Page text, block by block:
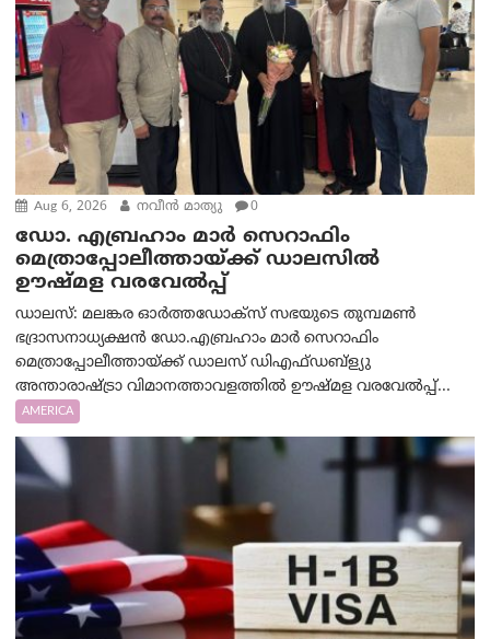
Aug 6, 2026 നവീൻ മാത്യു 0
ഡോ. എബ്രഹാം മാർ സെറാഫിം
മെത്രാപ്പോലീത്തായ്ക്ക് ഡാലസിൽ
ഊഷ്മള വരവേൽപ്പ്
ഡാലസ്: മലങ്കര ഓർത്തഡോക്സ് സഭയുടെ തുമ്പമൺ
ഭദ്രാസനാധ്യക്ഷൻ ഡോ.എബ്രഹാം മാർ സെറാഫിം
മെത്രാപ്പോലീത്തായ്ക്ക് ഡാലസ് ഡിഎഫ്ഡബ്ള്യു
അന്താരാഷ്ട്രാ വിമാനത്താവളത്തിൽ ഊഷ്മള വരവേൽപ്പ്...
AMERICA